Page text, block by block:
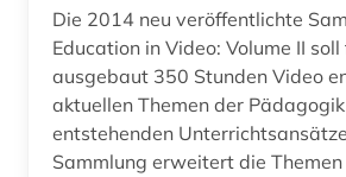
behindertenpädagogik (1)
behinderung (1)
bekämpfung (1)
Die 2014 neu veröffentlichte
Education in Video: Volume II
ausgebaut 350 Stunden Video
aktuellen Themen der
entstehenden Unterrichtsansätzen.
Sammlung erweitert die Themen